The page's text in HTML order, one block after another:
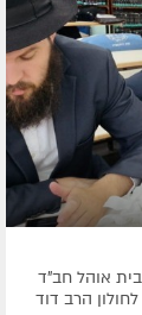
אוהל חב"ד
הרב דוד